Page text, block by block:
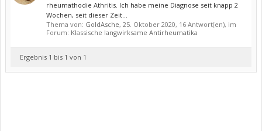
rheumathodie Athritis. Ich habe meine Diagnose seit knapp 2
Wochen, seit dieser Zeit...
Thema von: GoldAsche, 25. Oktober 2020, 16 Antwort(en), im
Forum: Klassische langwirksame Antirheumatika
Ergebnis 1 bis 1 von 1